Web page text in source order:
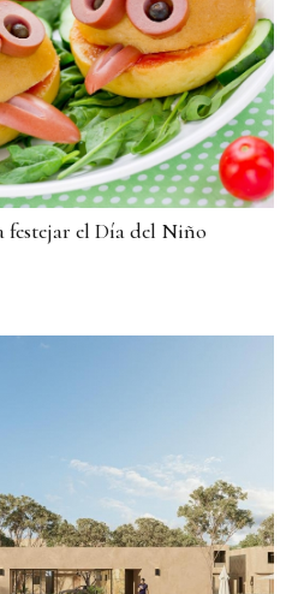
festejar el Día del Niño